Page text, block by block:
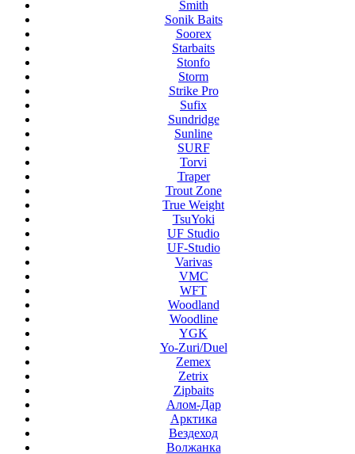
Smith
Sonik Baits
Soorex
Starbaits
Stonfo
Storm
Strike Pro
Sufix
Sundridge
Sunline
SURF
Torvi
Traper
Trout Zone
True Weight
TsuYoki
UF Studio
UF-Studio
Varivas
VMC
WFT
Woodland
Woodline
YGK
Yo-Zuri/Duel
Zemex
Zetrix
Zipbaits
Алом-Дар
Арктика
Вездеход
Волжанка